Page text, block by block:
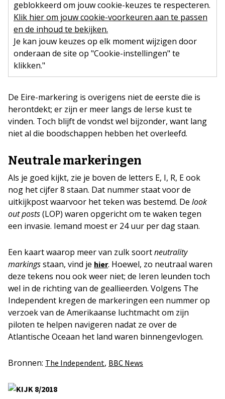
geblokkeerd om jouw cookie-keuzes te respecteren.
Klik hier om jouw cookie-voorkeuren aan te passen
en de inhoud te bekijken.
Je kan jouw keuzes op elk moment wijzigen door
onderaan de site op "Cookie-instellingen" te
klikken."
De Eire-markering is overigens niet de eerste die is
herontdekt; er zijn er meer langs de Ierse kust te
vinden. Toch blijft de vondst wel bijzonder, want lang
niet al die boodschappen hebben het overleefd.
Neutrale markeringen
Als je goed kijkt, zie je boven de letters E, I, R, E ook
nog het cijfer 8 staan. Dat nummer staat voor de
uitkijkpost waarvoor het teken was bestemd. De look
out posts(LOP) waren opgericht om te waken tegen
een invasie. Iemand moest er 24 uur per dag staan.
Een kaart waarop meer van zulk soortneutrality
markingsstaan, vind je hier. Hoewel, zo neutraal waren
deze tekens nou ook weer niet; de Ieren leunden toch
wel in de richting van de geallieerden. Volgens The
Independent kregen de markeringen een nummer op
verzoek van de Amerikaanse luchtmacht om zijn
piloten te helpen navigeren nadat ze over de
Atlantische Oceaan het land waren binnengevlogen.
Bronnen: The Independent, BBC News